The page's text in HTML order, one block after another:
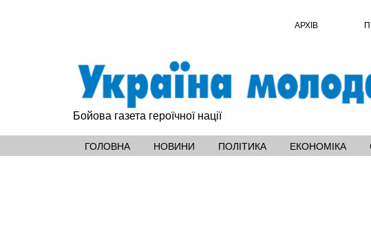
АРХІВ
Бойова газета героїчної нації
ГОЛОВНА НОВИНИ ПОЛІТИКА ЕКОНОМІКА